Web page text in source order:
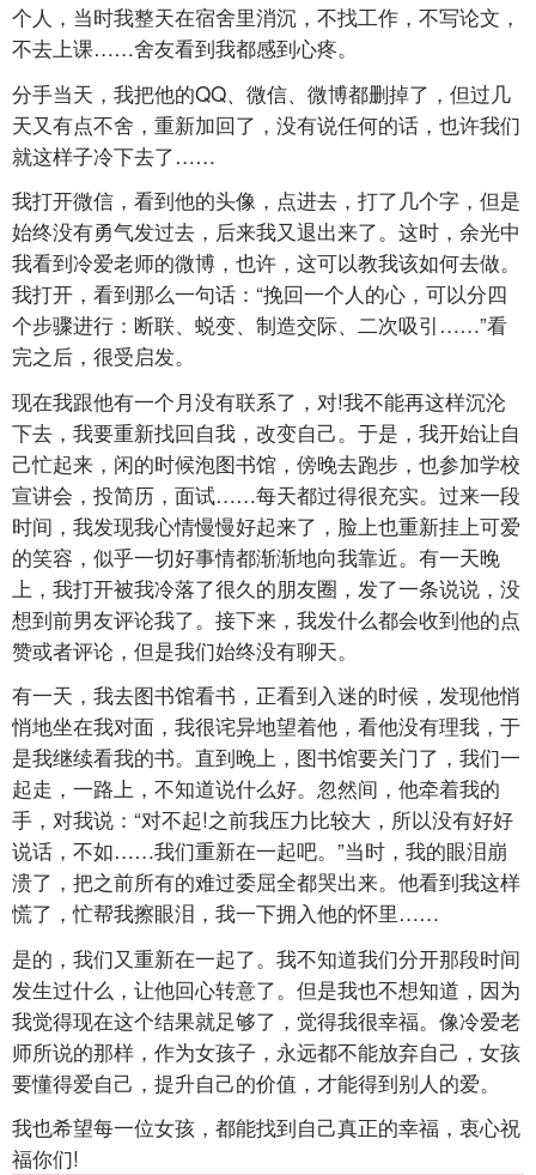
个人，当时我整天在宿舍里消沉，不找工作，不写论文，
不去上课……舍友看到我都感到心疼。
分手当天，我把他的QQ、微信、微博都删掉了，但过几
天又有点不舍，重新加回了，没有说任何的话，也许我们
就这样子冷下去了……
我打开微信，看到他的头像，点进去，打了几个字，但是
始终没有勇气发过去，后来我又退出来了。这时，余光中
我看到冷爱老师的微博，也许，这可以教我该如何去做。
我打开，看到那么一句话：“挽回一个人的心，可以分四
个步骤进行：断联、蜕变、制造交际、二次吸引……”看
完之后，很受启发。
现在我跟他有一个月没有联系了，对!我不能再这样沉沦
下去，我要重新找回自我，改变自己。于是，我开始让自
己忙起来，闲的时候泡图书馆，傍晚去跑步，也参加学校
宣讲会，投简历，面试……每天都过得很充实。过来一段
时间，我发现我心情慢慢好起来了，脸上也重新挂上可爱
的笑容，似乎一切好事情都渐渐地向我靠近。有一天晚
上，我打开被我冷落了很久的朋友圈，发了一条说说，没
想到前男友评论我了。接下来，我发什么都会收到他的点
赞或者评论，但是我们始终没有聊天。
有一天，我去图书馆看书，正看到入迷的时候，发现他悄
悄地坐在我对面，我很诧异地望着他，看他没有理我，于
是我继续看我的书。直到晚上，图书馆要关门了，我们一
起走，一路上，不知道说什么好。忽然间，他牵着我的
手，对我说：“对不起!之前我压力比较大，所以没有好好
说话，不如……我们重新在一起吧。”当时，我的眼泪崩
溃了，把之前所有的难过委屈全都哭出来。他看到我这样
慌了，忙帮我擦眼泪，我一下拥入他的怀里……
是的，我们又重新在一起了。我不知道我们分开那段时间
发生过什么，让他回心转意了。但是我也不想知道，因为
我觉得现在这个结果就足够了，觉得我很幸福。像冷爱老
师所说的那样，作为女孩子，永远都不能放弃自己，女孩
要懂得爱自己，提升自己的价值，才能得到别人的爱。
我也希望每一位女孩，都能找到自己真正的幸福，衷心祝
福你们!